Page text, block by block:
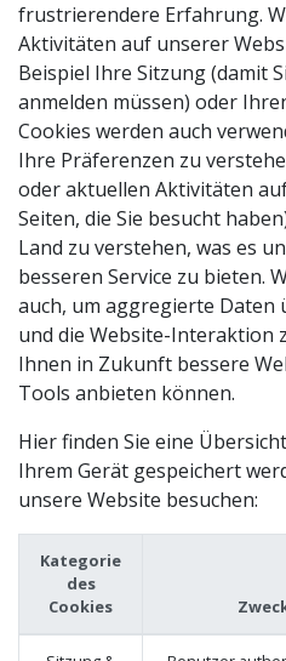
frustrierendere Erfahrung.
Aktivitäten auf unserer
Beispiel Ihre Sitzung (damit
anmelden müssen) oder
Cookies werden auch
Ihre Präferenzen zu
oder aktuellen Aktivitäten
Seiten, die Sie besucht
Land zu verstehen, was es
besseren Service zu bieten.
auch, um aggregierte Daten
und die Website-Interaktion
Ihnen in Zukunft bessere
Tools anbieten können.
Hier finden Sie eine
Ihrem Gerät gespeichert
unsere Website besuchen:
Kategorie
des
Cookies